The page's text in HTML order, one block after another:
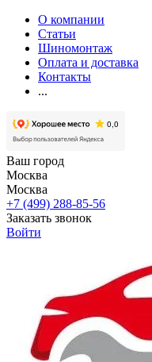
О компании
Статьи
Шиномонтаж
Оплата и доставка
Контакты
...
Ваш город
Москва
Москва
+7 (499) 288-85-56
Заказать звонок
Войти